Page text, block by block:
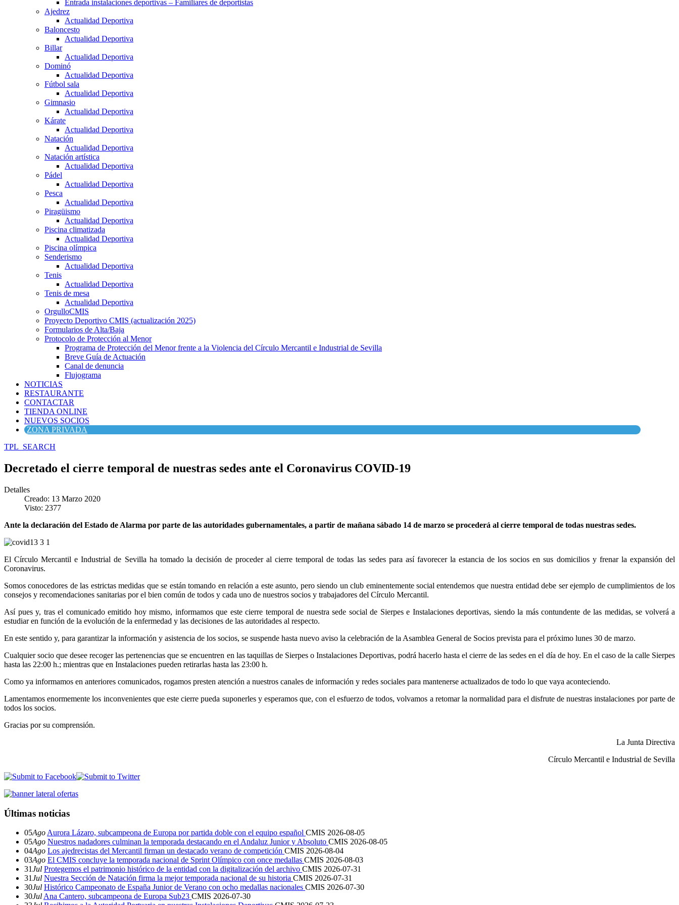
Entrada instalaciones deportivas – Familiares de deportistas
Ajedrez
Actualidad Deportiva
Baloncesto
Actualidad Deportiva
Billar
Actualidad Deportiva
Dominó
Actualidad Deportiva
Fútbol sala
Actualidad Deportiva
Gimnasio
Actualidad Deportiva
Kárate
Actualidad Deportiva
Natación
Actualidad Deportiva
Natación artística
Actualidad Deportiva
Pádel
Actualidad Deportiva
Pesca
Actualidad Deportiva
Piragüismo
Actualidad Deportiva
Piscina climatizada
Actualidad Deportiva
Piscina olímpica
Senderismo
Actualidad Deportiva
Tenis
Actualidad Deportiva
Tenis de mesa
Actualidad Deportiva
OrgulloCMIS
Proyecto Deportivo CMIS (actualización 2025)
Formularios de Alta/Baja
Protocolo de Protección al Menor
Programa de Protección del Menor frente a la Violencia del Círculo Mercantil e Industrial de Sevilla
Breve Guía de Actuación
Canal de denuncia
Flujograma
NOTICIAS
RESTAURANTE
CONTACTAR
TIENDA ONLINE
NUEVOS SOCIOS
ZONA PRIVADA
TPL_SEARCH
Decretado el cierre temporal de nuestras sedes ante el Coronavirus COVID-19
Detalles
Creado: 13 Marzo 2020
Visto: 2377
Ante la declaración del Estado de Alarma por parte de las autoridades gubernamentales, a partir de mañana sábado 14 de marzo se procederá al cierre temporal de todas nuestras sedes.
El Círculo Mercantil e Industrial de Sevilla ha tomado la decisión de proceder al cierre temporal de todas las sedes para así favorecer la estancia de los socios en sus domicilios y frenar la expansión del
Coronavirus.
Somos conocedores de las estrictas medidas que se están tomando en relación a este asunto, pero siendo un club eminentemente social entendemos que nuestra entidad debe ser ejemplo de cumplimientos de los
consejos y recomendaciones sanitarias por el bien común de todos y cada uno de nuestros socios y trabajadores del Círculo Mercantil.
Así pues y, tras el comunicado emitido hoy mismo, informamos que este cierre temporal de nuestra sede social de Sierpes e Instalaciones deportivas, siendo la más contundente de las medidas, se volverá a
estudiar en función de la evolución de la enfermedad y las decisiones de las autoridades al respecto.
En este sentido y, para garantizar la información y asistencia de los socios, se suspende hasta nuevo aviso la celebración de la Asamblea General de Socios prevista para el próximo lunes 30 de marzo.
Cualquier socio que desee recoger las pertenencias que se encuentren en las taquillas de Sierpes o Instalaciones Deportivas, podrá hacerlo hasta el cierre de las sedes en el día de hoy. En el caso de la calle Sierpes
hasta las 22:00 h.; mientras que en Instalaciones pueden retirarlas hasta las 23:00 h.
Como ya informamos en anteriores comunicados, rogamos presten atención a nuestros canales de información y redes sociales para mantenerse actualizados de todo lo que vaya aconteciendo.
Lamentamos enormemente los inconvenientes que este cierre pueda suponerles y esperamos que, con el esfuerzo de todos, volvamos a retomar la normalidad para el disfrute de nuestras instalaciones por parte de
todos los socios.
Gracias por su comprensión.
La Junta Directiva
Círculo Mercantil e Industrial de Sevilla
Últimas noticias
05Ago Aurora Lázaro, subcampeona de Europa por partida doble con el equipo español CMIS 2026-08-05
05Ago Nuestros nadadores culminan la temporada destacando en el Andaluz Junior y Absoluto CMIS 2026-08-05
04Ago Los ajedrecistas del Mercantil firman un destacado verano de competición CMIS 2026-08-04
03Ago El CMIS concluye la temporada nacional de Sprint Olímpico con once medallas CMIS 2026-08-03
31Jul Protegemos el patrimonio histórico de la entidad con la digitalización del archivo CMIS 2026-07-31
31Jul Nuestra Sección de Natación firma la mejor temporada nacional de su historia CMIS 2026-07-31
30Jul Histórico Campeonato de España Junior de Verano con ocho medallas nacionales CMIS 2026-07-30
30Jul Ana Cantero, subcampeona de Europa Sub23 CMIS 2026-07-30